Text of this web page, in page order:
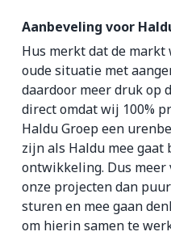
Aanbeveling voor
Hus merkt dat de
oude situatie met
daardoor meer druk op
direct omdat wij 100%
Haldu Groep een
zijn als Haldu mee gaat
ontwikkeling. Dus
onze projecten dan
sturen en mee gaan
om hierin samen te